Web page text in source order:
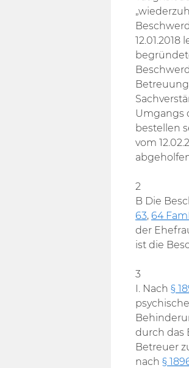
Umgangs
bestellen
vom
2
B Die
63, 64
der
ist die
3
I. Nach §
durch das
Betreuer
nach §